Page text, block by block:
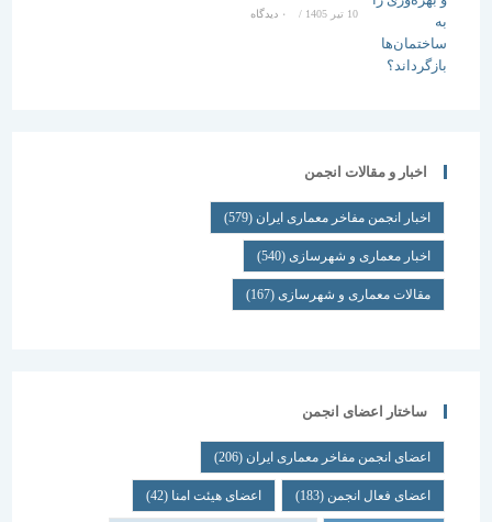
/ ۰ دیدگاه
اخبار و مقالات انجمن
اخبار انجمن مفاخر معماری ایران (579)
اخبار معماری و شهرسازی(540)
مقالات معماری و شهرسازی(167)
ساختار اعضای انجمن
اعضای انجمن مفاخر معماری ایران (206)
اعضای فعال انجمن(183) اعضای هیئت امنا(42)